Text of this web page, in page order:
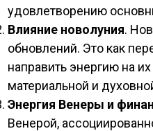
удовлетворению
Влияние новолуния.
обновлений. Это как
направить энергию на
материальной и
Энергия Венеры и
Венерой,